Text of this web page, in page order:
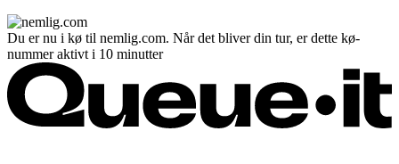
Du er nu i kø til nemlig.com. Når det bliver din tur, er dette kø-
nummer aktivt i 10 minutter